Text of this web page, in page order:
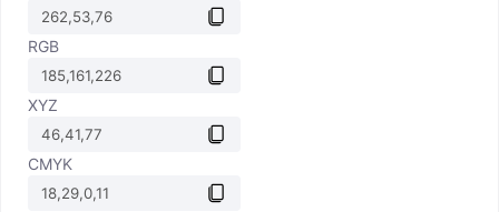
RGB
XYZ
CMYK